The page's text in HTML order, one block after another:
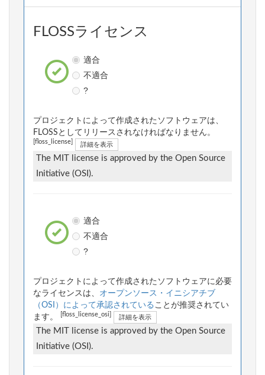
FLOSSライセンス
適合
不適合
?
プロジェクトによって作成されたソフトウェアは、
FLOSSとしてリリースされなければなりません。
[floss_license] 詳細を表示
The MIT license is approved by the Open Source
Initiative (OSI).
適合
不適合
?
プロジェクトによって作成されたソフトウェアに必要
なライセンスは、 オープンソース・イニシアチブ
（OSI）によって承認されている ことが推奨されてい
ます。
[floss_license_osi] 詳細を表示
The MIT license is approved by the Open Source
Initiative (OSI).